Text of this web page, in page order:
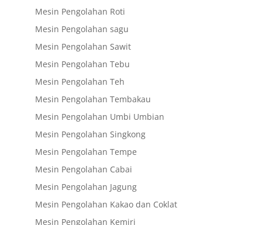
Mesin Pengolahan Roti
Mesin Pengolahan sagu
Mesin Pengolahan Sawit
Mesin Pengolahan Tebu
Mesin Pengolahan Teh
Mesin Pengolahan Tembakau
Mesin Pengolahan Umbi Umbian
Mesin Pengolahan Singkong
Mesin Pengolahan Tempe
Mesin Pengolahan Cabai
Mesin Pengolahan Jagung
Mesin Pengolahan Kakao dan Coklat
Mesin Pengolahan Kemiri